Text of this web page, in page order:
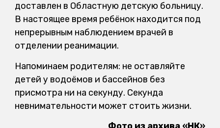
доставлен в Областную детскую больницу.
В настоящее время ребёнок находится под
непрерывным наблюдением врачей в
отделении реанимации.
Напоминаем родителям: не оставляйте
детей у водоёмов и бассейнов без
присмотра ни на секунду. Секунда
невнимательности может стоить жизни.